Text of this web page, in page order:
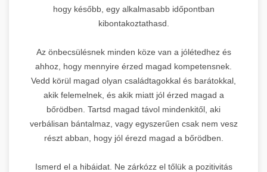
hogy később, egy alkalmasabb időpontban
kibontakoztathasd.
Az önbecsülésnek minden köze van a jólétedhez és
ahhoz, hogy mennyire érzed magad kompetensnek.
Vedd körül magad olyan családtagokkal és barátokkal,
akik felemelnek, és akik miatt jól érzed magad a
bőrödben. Tartsd magad távol mindenkitől, aki
verbálisan bántalmaz, vagy egyszerűen csak nem vesz
részt abban, hogy jól érezd magad a bőrödben.
Ismerd el a hibáidat. Ne zárkózz el tőlük a pozitivitás